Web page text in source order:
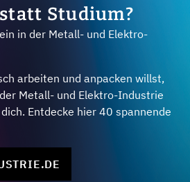
Studium?
in der Metall- und Elektro-
arbeiten und anpacken willst,
Metall- und Elektro-Industrie
Entdecke hier 40 spannende